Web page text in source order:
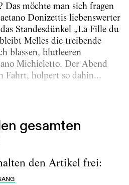
Das möchte man sich fragen
Donizettis liebenswerter
Standesdünkel „La Fille du
Melles die treibende
blassen, blutleeren
Michieletto. Der Abend
Fahrt, holpert so dahin...
gesamten
den Artikel frei: